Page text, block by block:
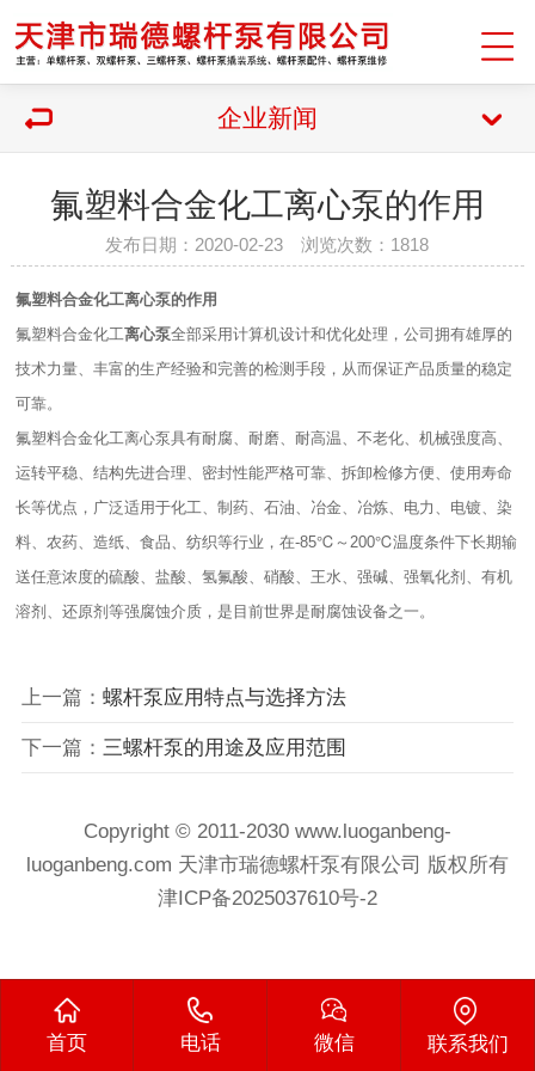
企业新闻
氟塑料合金化工离心泵的作用
发布日期：2020-02-23 浏览次数：1818
氟塑料合金化工离心泵的作用
氟塑料合金化工离心泵全部采用计算机设计和优化处理，公司拥有雄厚的
技术力量、丰富的生产经验和完善的检测手段，从而保证产品质量的稳定
可靠。
氟塑料合金化工离心泵具有耐腐、耐磨、耐高温、不老化、机械强度高、
运转平稳、结构先进合理、密封性能严格可靠、拆卸检修方便、使用寿命
长等优点，广泛适用于化工、制药、石油、冶金、冶炼、电力、电镀、染
料、农药、造纸、食品、纺织等行业，在-85℃～200℃温度条件下长期输
送任意浓度的硫酸、盐酸、氢氟酸、硝酸、王水、强碱、强氧化剂、有机
溶剂、还原剂等强腐蚀介质，是目前世界是耐腐蚀设备之一。
上一篇： 螺杆泵应用特点与选择方法
下一篇： 三螺杆泵的用途及应用范围
Copyright © 2011-2030 www.luoganbeng-
luoganbeng.com 天津市瑞德螺杆泵有限公司 版权所有
津ICP备2025037610号-2
首页 电话 微信 联系我们